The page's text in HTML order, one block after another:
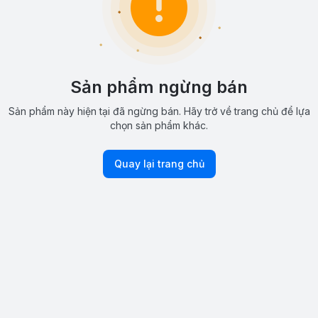
Sản phẩm ngừng bán
Sản phẩm này hiện tại đã ngừng bán. Hãy trở về trang chủ để lựa
chọn sản phẩm khác.
Quay lại trang chủ